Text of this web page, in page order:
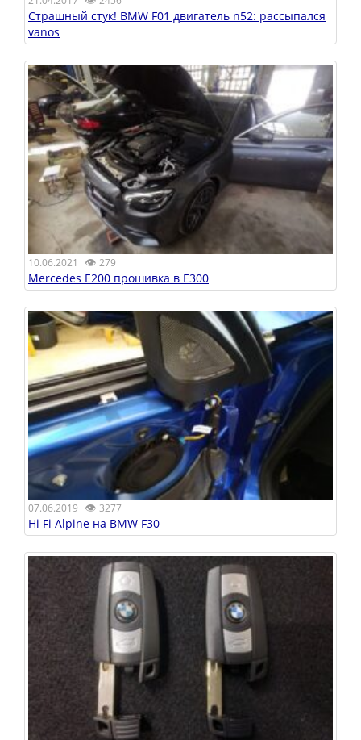
Страшный стук! BMW F01 двигатель n52: рассыпался
vanos
10.06.2021 👁 279
Mercedes E200 прошивка в E300
07.06.2019 👁 3277
Hi Fi Alpine на BMW F30